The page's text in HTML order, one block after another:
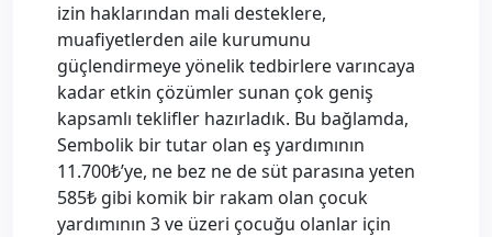
izin haklarından mali desteklere,
muafiyetlerden aile kurumunu
güçlendirmeye yönelik tedbirlere varıncaya
kadar etkin çözümler sunan çok geniş
kapsamlı teklifler hazırladık. Bu bağlamda,
Sembolik bir tutar olan eş yardımının
11.700₺’ye, ne bez ne de süt parasına yeten
585₺ gibi komik bir rakam olan çocuk
yardımının 3 ve üzeri çocuğu olanlar için